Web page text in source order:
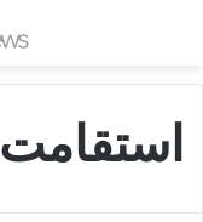
استقامت